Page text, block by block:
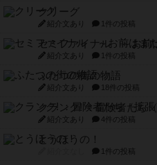
クリーグ
紹介文あり 1件の投稿
セミファイナル ～お前
紹介文あり 1件の投稿
ふたつの街の物語
紹介文あり 18件の投稿
クランク! ：冒険者たち（
紹介文あり 4件の投稿
とうほうの！
1件の投稿